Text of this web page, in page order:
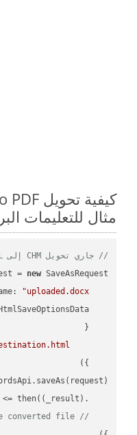
مثال للتعليمات
// جاري تحويل CHM إلى HTML
= new
: "uploaded.docx"
    .then(
( _result ) =>
// deal with the converted file